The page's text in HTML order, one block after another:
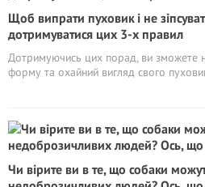
Щоб випрати пуховик і не
дотримуватися цих 3-х правил
Дотримуючись цих порад, ви зможете
форму та охайний вигляд свого
Чи вірите ви в те, що собаки